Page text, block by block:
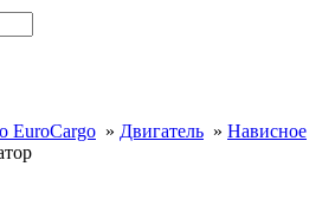
EuroCargo » Двигатель » Нависное